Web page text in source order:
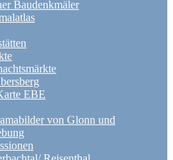
Baudenkmäler
EBE
von Glonn und